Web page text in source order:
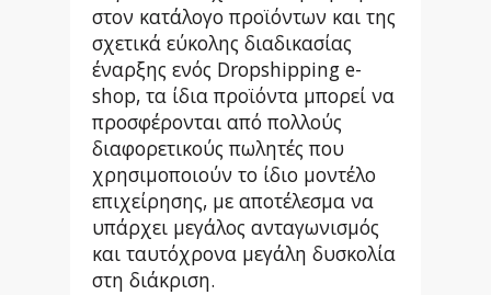
στον κατάλογο προϊόντων και της
σχετικά εύκολης διαδικασίας
έναρξης ενός Dropshipping e-
shop, τα ίδια προϊόντα μπορεί να
προσφέρονται από πολλούς
διαφορετικούς πωλητές που
χρησιμοποιούν το ίδιο μοντέλο
επιχείρησης, με αποτέλεσμα να
υπάρχει μεγάλος ανταγωνισμός
και ταυτόχρονα μεγάλη δυσκολία
στη διάκριση.